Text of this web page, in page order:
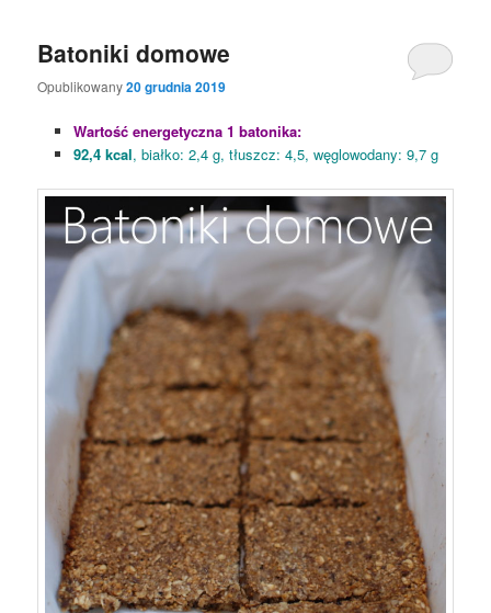
Batoniki domowe
Opublikowany20 grudnia 2019
Wartość energetyczna 1 batonika:
92,4 kcal, białko: 2,4 g, tłuszcz: 4,5, węglowodany: 9,7 g